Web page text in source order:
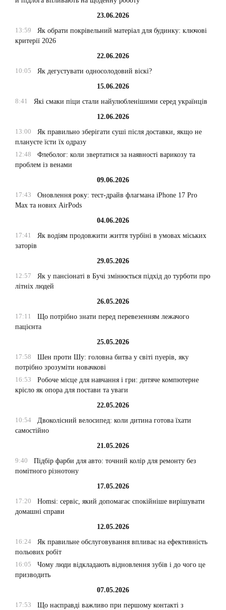
23.06.2026
13:59
Як обрати покрівельний матеріал для будинку: ключові
критерії 2026
22.06.2026
10:05
Як дегустувати односолодовий віскі?
15.06.2026
8:41
Які смаки піци стали найулюбленішими серед українців
12.06.2026
13:00
Як правильно зберігати суші після доставки, якщо не
плануєте їсти їх одразу
12:48
Флеболог: коли звертатися за наявності варикозу та
проблем із венами
09.06.2026
17:43
Оновлення року: тест-драйв флагмана iPhone 17 Pro
Max та нових AirPods
04.06.2026
17:41
Як водіям продовжити життя турбіні в умовах міських
заторів
29.05.2026
12:57
Як у пансіонаті в Бучі змінюється підхід до турботи про
літніх людей
26.05.2026
17:11
Що потрібно знати перед перевезенням лежачого
пацієнта
25.05.2026
17:58
Шен проти Шу: головна битва у світі пуерів, яку
потрібно зрозуміти новачкові
16:53
Робоче місце для навчання і гри: дитяче компютерне
крісло як опора для постави та уваги
22.05.2026
10:54
Двоколісний велосипед: коли дитина готова їхати
самостійно
21.05.2026
9:40
Підбір фарби для авто: точний колір для ремонту без
помітного різнотону
17.05.2026
17:20
Homsi: сервіс, який допомагає спокійніше вирішувати
домашні справи
12.05.2026
16:24
Як правильне обслуговування впливає на ефективність
польових робіт
16:05
Чому люди відкладають відновлення зубів і до чого це
призводить
07.05.2026
17:53
Що насправді важливо при першому контакті з